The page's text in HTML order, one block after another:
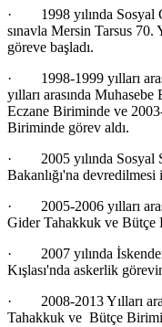
· 1998 yılında Sosyal
sınavla Mersin Tarsus
göreve başladı.
· 1998-1999 yılları
yılları arasında
Eczane Biriminde ve 2003-
Biriminde görev aldı.
· 2005 yılında Sosyal
Bakanlığı'na devredilmesi
· 2005-2006 yılları
Gider Tahakkuk ve Bütçe
· 2007 yılında
Kışlası'nda askerlik
· 2008-2013 Yılları
Tahakkuk ve Bütçe